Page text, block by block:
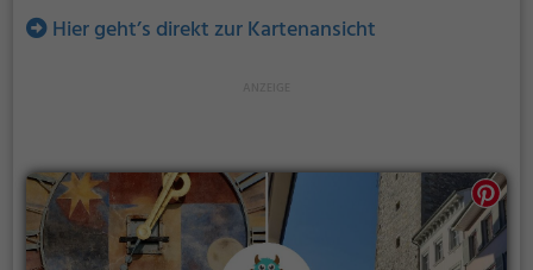
Hier geht’s direkt zur Kartenansicht